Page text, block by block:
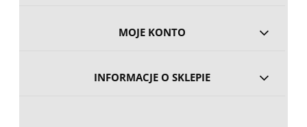
MOJE KONTO
INFORMACJE O SKLEPIE